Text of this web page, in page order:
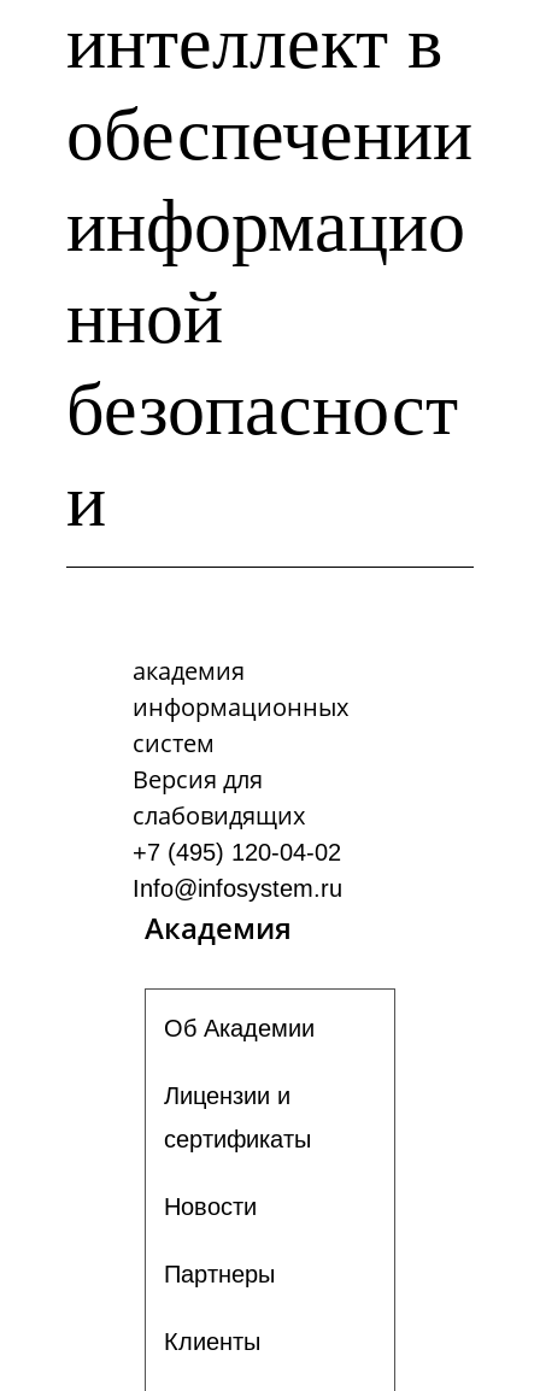
интеллект в
обеспечении
информацио
нной
безопасност
и
академия
информационных
систем
Версия для
слабовидящих
+7 (495) 120-04-02
Info@infosystem.ru
Академия
Об Академии
Лицензии и
сертификаты
Новости
Партнеры
Клиенты